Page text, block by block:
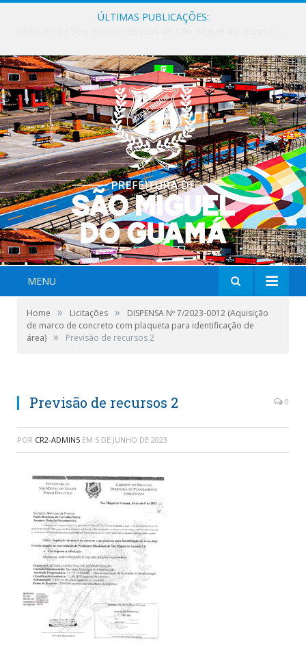
ÚLTIMAS PUBLICAÇÕES:
MENU
Home » Licitações »
DISPENSA Nº 7/2023-0012 (Aquisição
de marco de concreto com plaqueta para identificação de
área) » Previsão de recursos 2
Previsão de recursos 2 0
POR CR2-ADMIN5 EM 5 DE JUNHO DE 2023